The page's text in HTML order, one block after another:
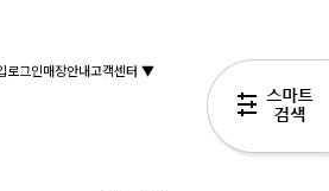
로그인매장안내고객센터 ▼